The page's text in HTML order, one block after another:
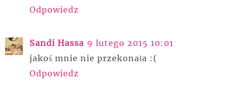
Odpowiedz
Sandi Hassa 9 lutego 2015 10:01
jakoś mnie nie przekonała :(
Odpowiedz